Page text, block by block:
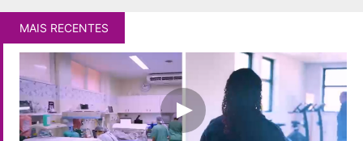
MAIS RECENTES